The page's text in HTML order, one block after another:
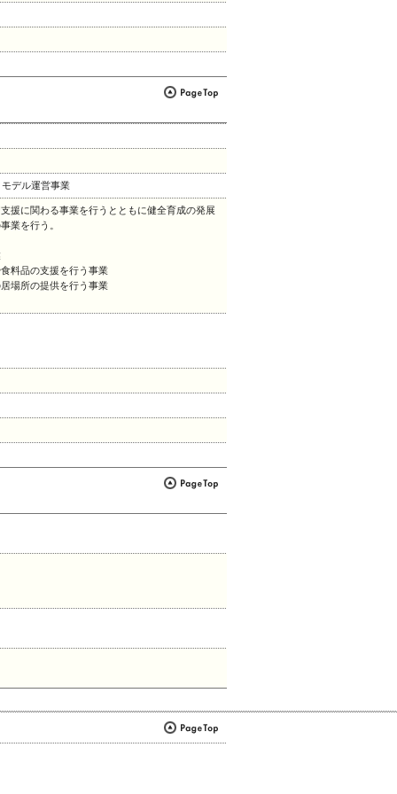
デル運営事業
援に関わる事業を行うとともに健全育成の発展
業を行う。
料品の支援を行う事業
場所の提供を行う事業